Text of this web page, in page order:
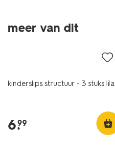
meer van dit
nieuw
kinderslips structuur - 3 stuks lila
6.
99